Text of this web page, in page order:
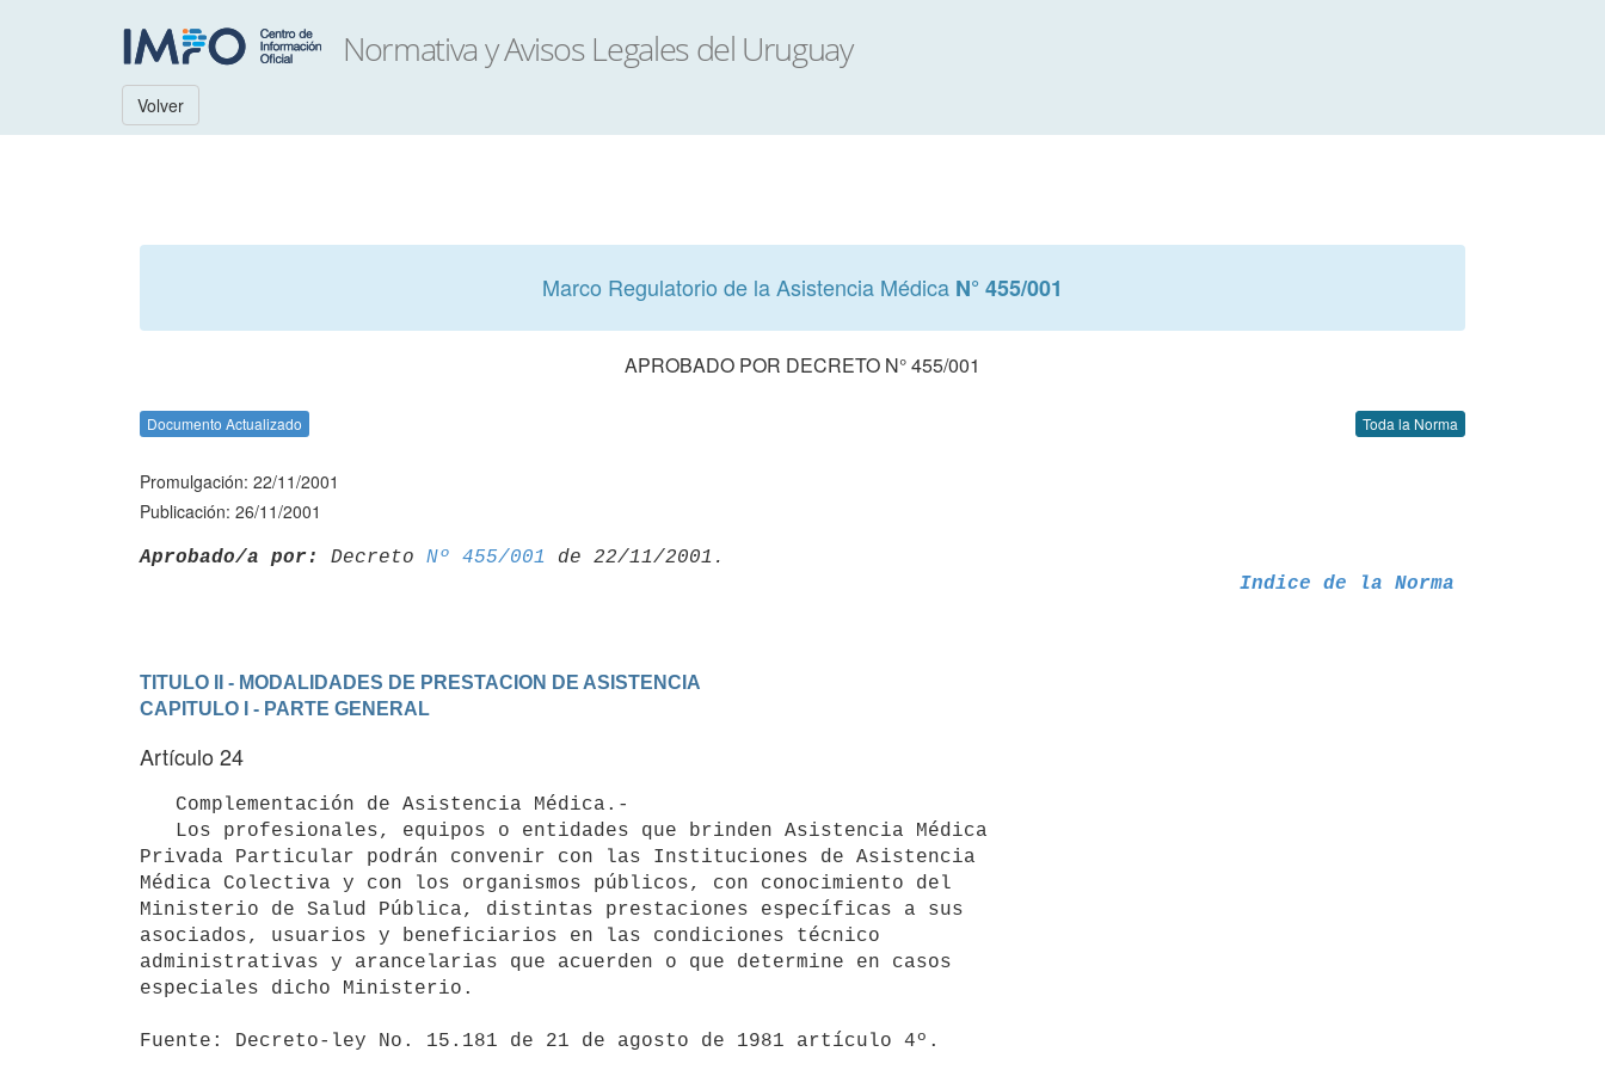
Volver
Marco Regulatorio de la Asistencia Médica N° 455/001
APROBADO POR DECRETO N° 455/001
Documento Actualizado Toda la Norma
Promulgación: 22/11/2001
Publicación: 26/11/2001
Aprobado/a por: Decreto Nº 455/001
Indice de la Norma
TITULO II - MODALIDADES DE PRESTACION DE ASISTENCIA
CAPITULO I - PARTE GENERAL
Artículo 24
Privada Particular podrán convenir con las Instituciones de Asistencia
Médica Colectiva y con los organismos públicos, con conocimiento del
Ministerio de Salud Pública, distintas prestaciones específicas a sus
asociados, usuarios y beneficiarios en las condiciones técnico
administrativas y arancelarias que acuerden o que determine en casos
especiales dicho Ministerio.
Fuente: Decreto-ley No. 15.181 de 21 de agosto de 1981 artículo 4º.